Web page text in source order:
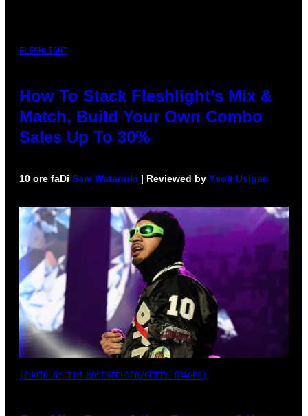
FLESHLIGHT
How To Stack Fleshlight’s Mix &
Match, Build Your Own Combo
Sales Up To 30%
10 ore faDi Sam Watanuki | Reviewed by Ysolt Usigan
(PHOTO BY TIM MOSENFELDER/GETTY IMAGES)